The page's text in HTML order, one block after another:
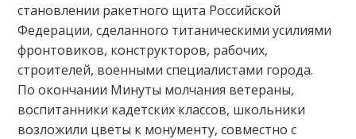
становлении ракетного щита Российской
Федерации, сделанного титаническими усилиями
фронтовиков, конструкторов, рабочих,
строителей, военными специалистами города.
По окончании Минуты молчания ветераны,
воспитанники кадетских классов, школьники
возложили цветы к монументу, совместно с